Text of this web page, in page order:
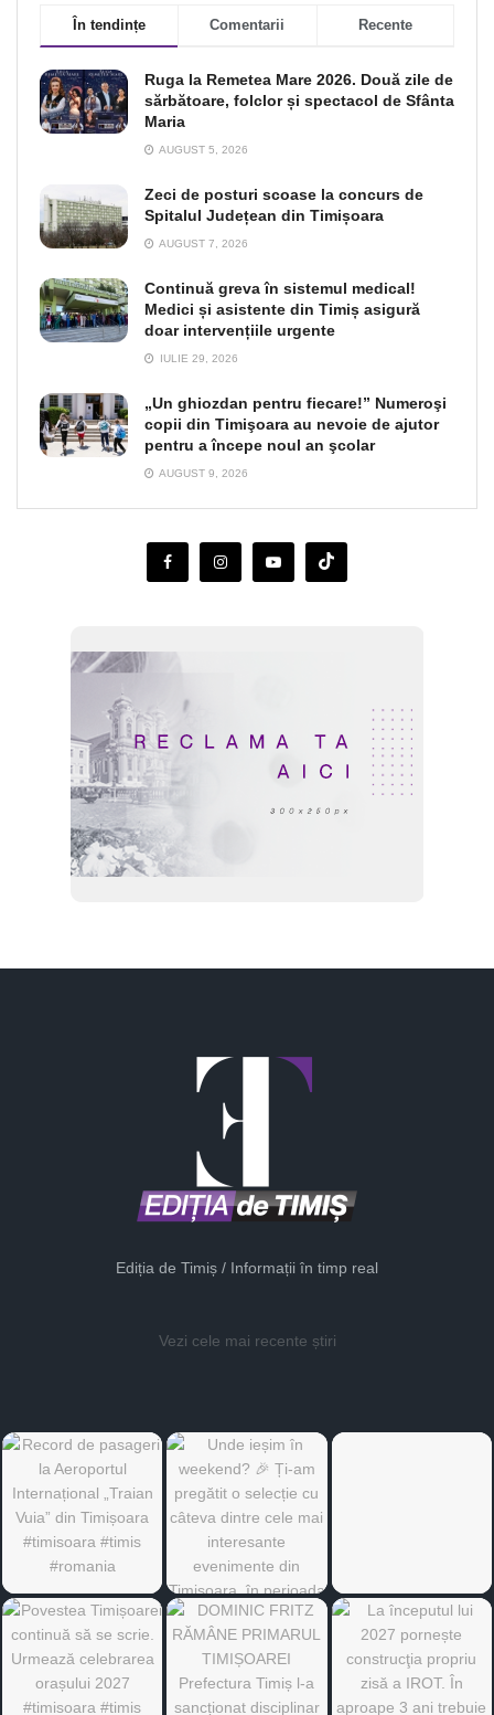
În tendințe Comentarii Recente
Ruga la Remetea Mare 2026. Două zile de
sărbătoare, folclor și spectacol de Sfânta
Maria
AUGUST 5, 2026
Zeci de posturi scoase la concurs de
Spitalul Județean din Timișoara
AUGUST 7, 2026
Continuă greva în sistemul medical!
Medici și asistente din Timiș asigură
doar intervențiile urgente
IULIE 29, 2026
„Un ghiozdan pentru fiecare!” Numeroşi
copii din Timişoara au nevoie de ajutor
pentru a începe noul an şcolar
AUGUST 9, 2026
Ediția de Timiș / Informații în timp real
Vezi cele mai recente știri